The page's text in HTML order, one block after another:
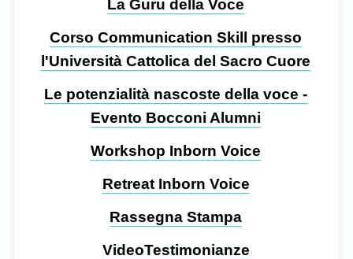
La Guru della Voce
Corso Communication Skill presso
l'Università Cattolica del Sacro Cuore
Le potenzialità nascoste della voce -
Evento Bocconi Alumni
Workshop Inborn Voice
Retreat Inborn Voice
Rassegna Stampa
VideoTestimonianze